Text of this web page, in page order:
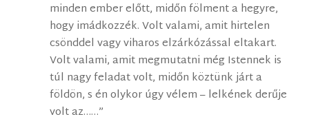
minden ember előtt, midőn fölment a hegyre,
hogy imádkozzék. Volt valami, amit hirtelen
csönddel vagy viharos elzárkózással eltakart.
Volt valami, amit megmutatni még Istennek is
túl nagy feladat volt, midőn köztünk járt a
földön, s én olykor úgy vélem – lelkének derűje
volt az……”